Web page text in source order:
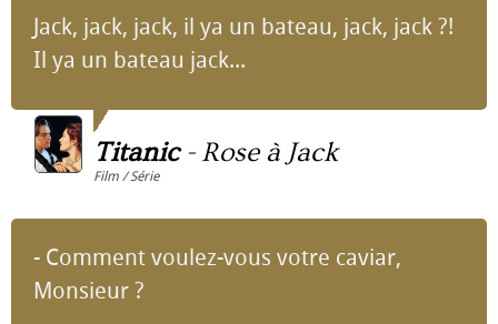
Jack, jack, jack, il ya un bateau, jack, jack ?!
Il ya un bateau jack...
Titanic- Rose à Jack
Film / Série
- Comment voulez-vous votre caviar,
Monsieur ?